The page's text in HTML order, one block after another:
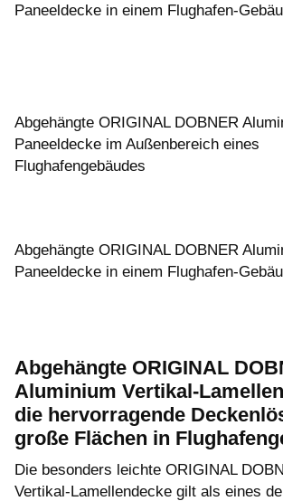
Paneeldecke in einem Flughafen-
Abgehängte ORIGINAL DOBNER
Paneeldecke im Außenbereich eines
Flughafengebäudes
Abgehängte ORIGINAL DOBNER
Paneeldecke in einem Flughafen-
Abgehängte ORIGINAL
Aluminium Vertikal-
die hervorragende
große Flächen in
Die besonders leichte ORIGINAL
Vertikal-Lamellendecke gilt als eines